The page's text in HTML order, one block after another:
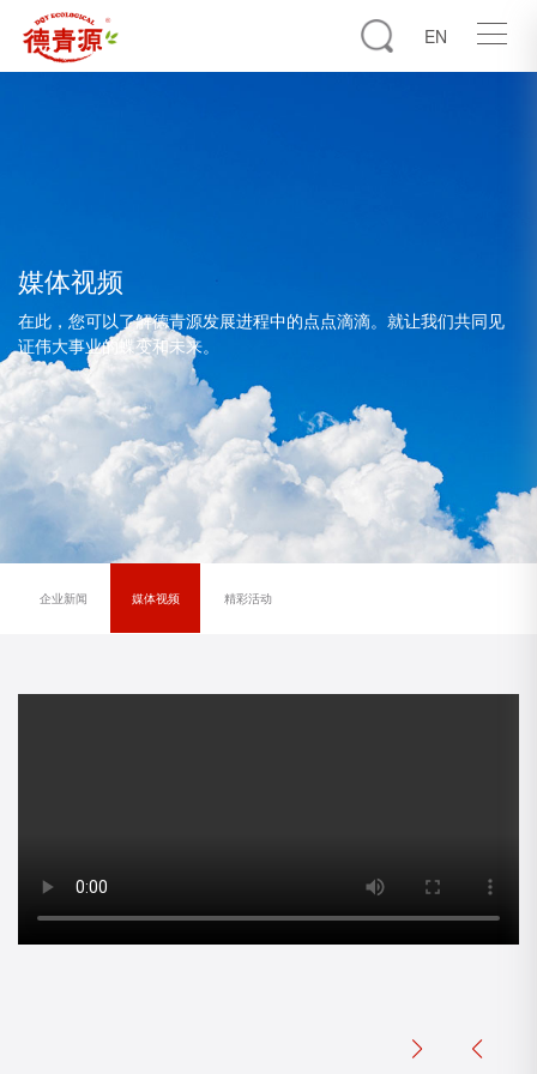
EN
媒体视频
在此，您可以了解德青源发展进程中的点点滴滴。就让我们共同见
证伟大事业的蝶变和未来。
企业新闻 媒体视频 精彩活动